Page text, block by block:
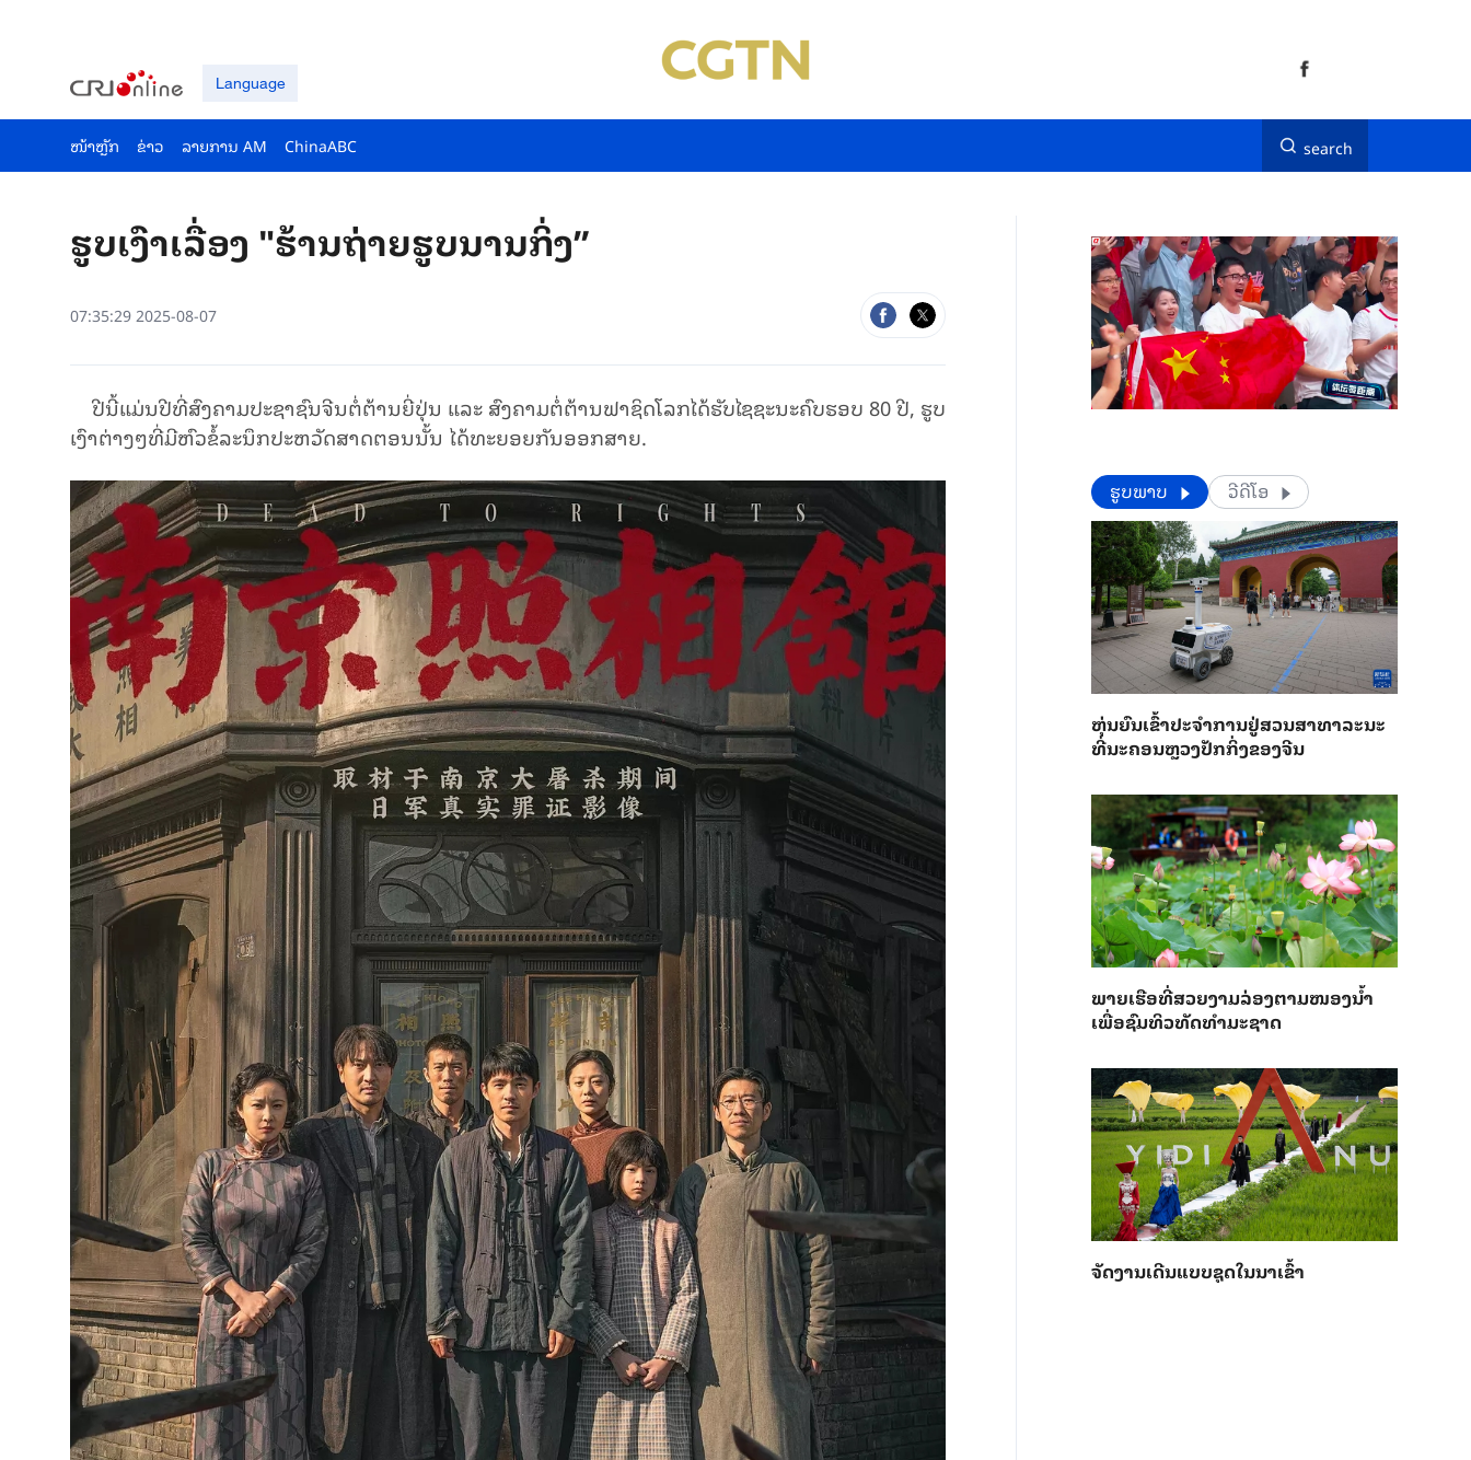
Language
ໜ້າຫຼັກ ຂ່າວ ລາຍ​ການ AM ChinaABC search
​ຮູບ​ເງົາ​ເລື່ອງ "​ຮ້ານ​ຖ່າຍ​ຮູບ​ນານ​ກິ່ງ”
07:35:29 2025-08-07
ປີ​ນີ້​ແມ່ນ​ປີ​ທີ່ສົງຄາມປະຊາຊົນຈີນຕໍ່ຕ້ານຍີ່ປຸ່ນ ແລະ ສົງຄາມຕໍ່ຕ້ານຟາຊິດໂລກ​ໄດ້​ຮັບ​ໄຊ​ຊະ​ນະຄົບຮອບ 80 ປີ, ຮູບ​
ເງົາ​ຕ່າງໆ​ທີ່​ມີ​ຫົວ​ຂໍ້​ລະ​ນຶກ​ປະ​ຫວັດ​ສາດ​​ຕອນ​ນັ້ນ ໄດ້​ທະ​ຍອຍ​ກັນອອ​ກ​ສາຍ.
​​ຮູບພາບ ວີດີໂອ
​ຫຸ່ນ​ຍົນ​ເຂົ້າ​ປະ​ຈຳ​ການ​ຢູ່​ສວນ​ສາ​ທາ​ລະ​ນະ​
ທີ່​ນະ​ຄອນຫຼວງ​ປັກ​ກິ່ງ​ຂອງ​ຈີນ
ພາຍ​ເຮືອທີ່​ສວຍ​ງາມ​ລ່ອງ​ຕາມ​​ໜອງນ້ຳ​​
ຈັດງານເດີນແບບຊຸດໃນນາເຂົ້າ